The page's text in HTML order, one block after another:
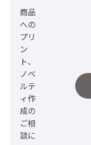
商品
への
プリ
ン
ト、
ノベ
ルテ
ィ作
成の
ご相
談に